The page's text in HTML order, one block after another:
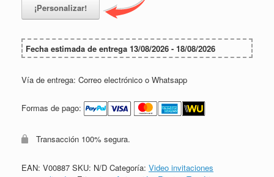
¡Personalizar!
Fecha estimada de entrega 13/08/2026 - 18/08/2026
Vía de entrega: Correo electrónico o Whatsapp
Formas de pago:
Transacción 100% segura.
EAN: V00887 SKU: N/D Categoría: Video invitaciones